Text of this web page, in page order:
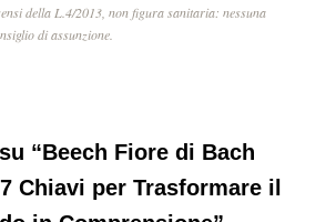
della L.4/2013, non figura sanitaria: nessuna
di assunzione.
“Beech Fiore di Bach
Chiavi per Trasformare il